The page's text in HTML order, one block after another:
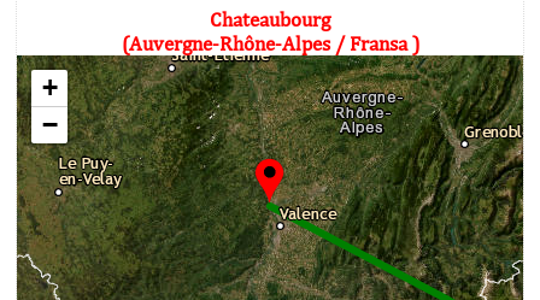
Chateaubourg
(Auvergne-Rhône-Alpes / Fransa )
+
−